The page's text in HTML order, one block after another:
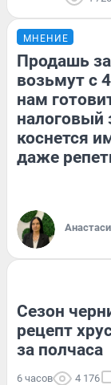
МНЕНИЕ
Продашь
возьмут с
нам
налоговый
коснется
даже
Сезон
рецепт
за полчаса
6 часов 4 176